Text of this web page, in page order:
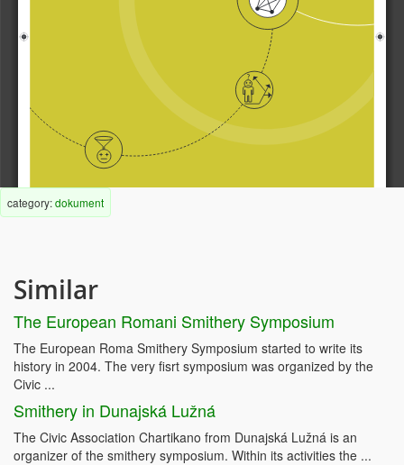
category:dokument
Similar
The European Romani Smithery Symposium
The European Roma Smithery Symposium started to write its
history in 2004. The very fisrt symposium was organized by the
Civic ...
Smithery in Dunajská Lužná
The Civic Association Chartikano from Dunajská Lužná is an
organizer of the smithery symposium. Within its activities the ...